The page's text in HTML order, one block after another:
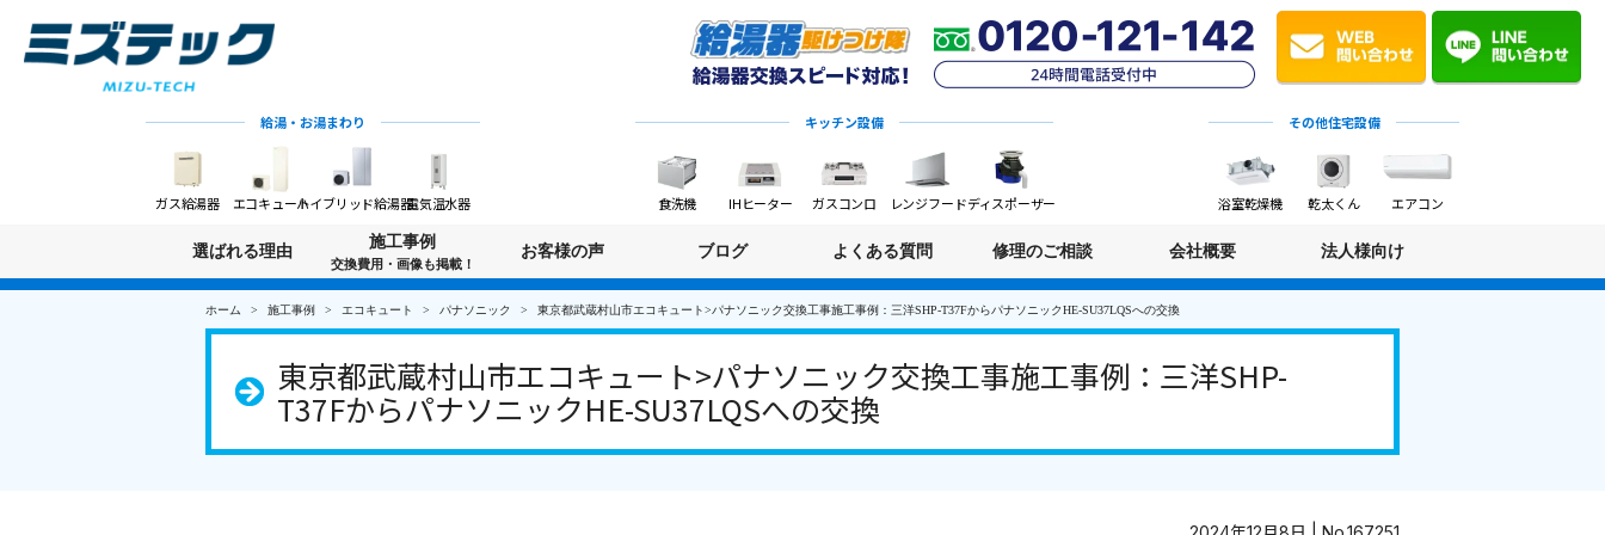
給湯・お湯まわり
ガス給湯器 エコキュートハイブリッド給湯器電気温水器
キッチン設備
食洗機 IHヒーター ガスコンロ レンジフードディスポーザー
その他住宅設備
浴室乾燥機 乾太くん エアコン
選ばれる理由
施工事例
交換費用・画像も掲載！
お客様の声 ブログ よくある質問 修理のご相談 会社概要 法人様向け
ホーム 施工事例 エコキュート パナソニック 東京都武蔵村山市エコキュート>パナソニック交換工事施工事例：三洋SHP-T37FからパナソニックHE-SU37LQSへの交換
東京都武蔵村山市エコキュート>パナソニック交換工事施工事例：三洋SHP-
T37FからパナソニックHE-SU37LQSへの交換